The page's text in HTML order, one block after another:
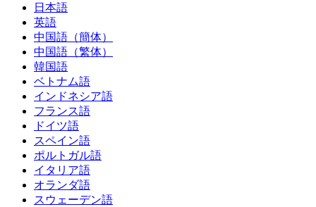
日本語
英語
中国語（簡体）
中国語（繁体）
韓国語
ベトナム語
インドネシア語
フランス語
ドイツ語
スペイン語
ポルトガル語
イタリア語
オランダ語
スウェーデン語